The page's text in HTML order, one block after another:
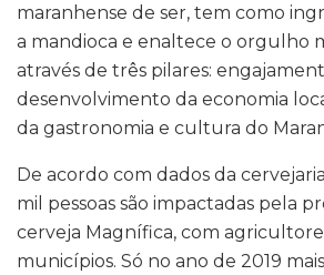
maranhense de ser, tem como
a mandioca e enaltece o orgulho
através de três pilares:
desenvolvimento da economia
da gastronomia e cultura do
De acordo com dados da
mil pessoas são impactadas pela
cerveja Magnífica, com
municípios. Só no ano de 2019